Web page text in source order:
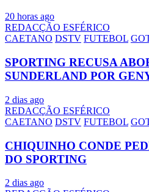
20 horas ago
REDACÇÃO ESFÉRICO
CAETANO DSTV FUTEBOL
SPORTING RECUSA
SUNDERLAND POR
2 dias ago
REDACÇÃO ESFÉRICO
CAETANO DSTV FUTEBOL
CHIQUINHO CONDE
DO SPORTING
2 dias ago